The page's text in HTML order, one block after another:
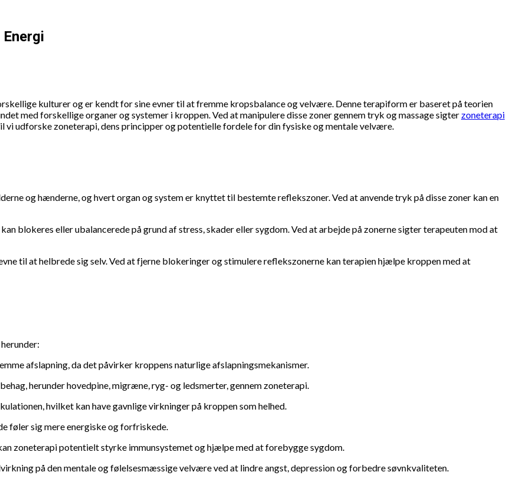
kulturer og er kendt for sine evner til at fremme kropsbalance og velvære. Denne terapiform er baseret på teorien
med forskellige organer og systemer i kroppen. Ved at manipulere disse zoner gennem tryk og massage sigter zoneterapi
udforske zoneterapi, dens principper og potentielle fordele for din fysiske og mentale velvære.
og hænderne, og hvert organ og system er knyttet til bestemte reflekszoner. Ved at anvende tryk på disse zoner kan en
blokeres eller ubalancerede på grund af stress, skader eller sygdom. Ved at arbejde på zonerne sigter terapeuten mod at
til at helbrede sig selv. Ved at fjerne blokeringer og stimulere reflekszonerne kan terapien hjælpe kroppen med at
afslapning, da det påvirker kroppens naturlige afslapningsmekanismer.
herunder hovedpine, migræne, ryg- og ledsmerter, gennem zoneterapi.
hvilket kan have gavnlige virkninger på kroppen som helhed.
føler sig mere energiske og forfriskede.
zoneterapi potentielt styrke immunsystemet og hjælpe med at forebygge sygdom.
på den mentale og følelsesmæssige velvære ved at lindre angst, depression og forbedre søvnkvaliteten.